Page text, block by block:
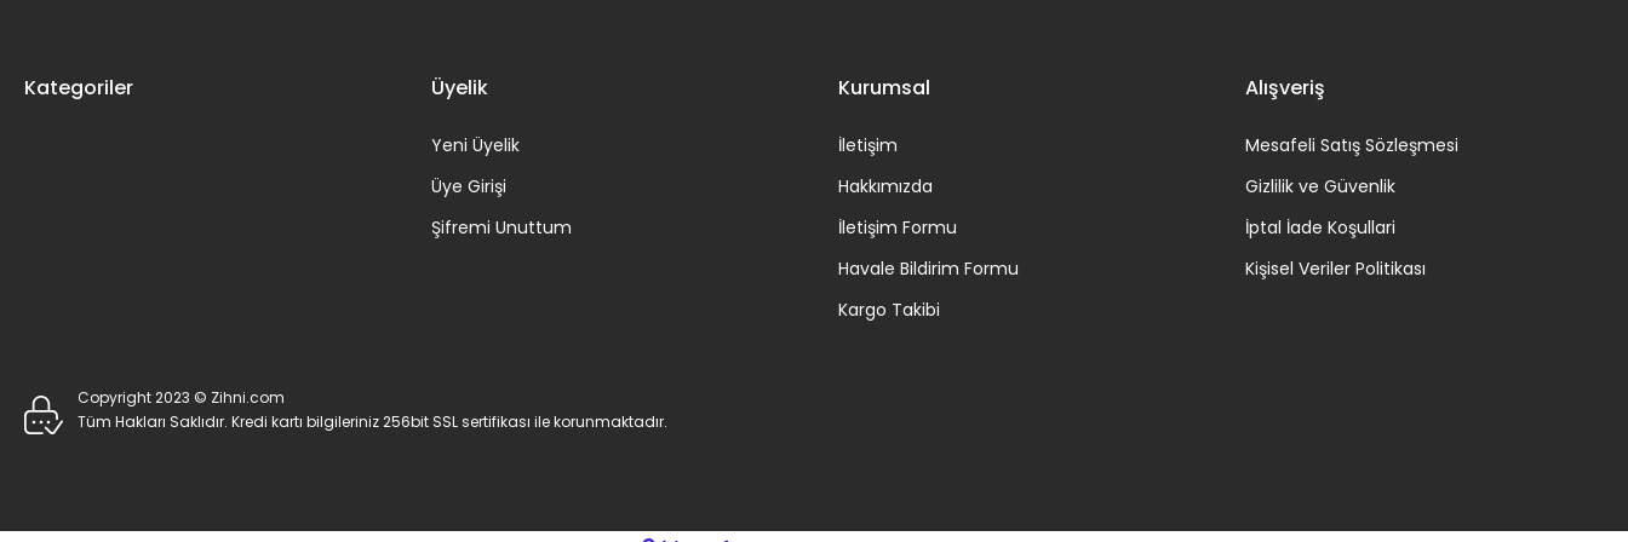
Kategoriler Üyelik
Yeni Üyelik
Üye Girişi
Şifremi Unuttum
Kurumsal
İletişim
Hakkımızda
İletişim Formu
Havale Bildirim Formu
Kargo Takibi
Alışveriş
Mesafeli Satış Sözleşmesi
Gizlilik ve Güvenlik
İptal İade Koşullari
Kişisel Veriler Politikası
Copyright 2023 © Zihni.com
Tüm Hakları Saklıdır. Kredi kartı bilgileriniz 256bit SSL sertifikası ile korunmaktadır.